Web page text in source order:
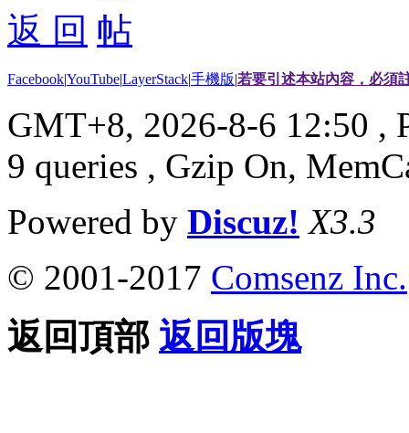
返 回
Facebook|YouTube|LayerStack|手機版|若要引述本站內容，必須
GMT+8, 2026-8-6 12:50 ,
9 queries , Gzip On,
Powered by Discuz! X3.3
© 2001-2017 Comsenz Inc.
返回頂部 返回版塊